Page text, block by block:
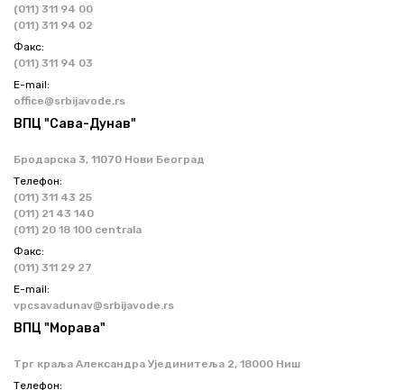
(011) 311 94 00
(011) 311 94 02
Факс:
(011) 311 94 03
Е-mail:
office@srbijavode.rs
ВПЦ "Сава-Дунав"
Бродарска 3, 11070 Нови Београд
Телефон:
(011) 311 43 25
(011) 21 43 140
(011) 20 18 100 centrala
Факс:
(011) 311 29 27
Е-mail:
vpcsavadunav@srbijavode.rs
ВПЦ "Морава"
Трг краља Александра Ујединитеља 2, 18000 Ниш
Телефон: